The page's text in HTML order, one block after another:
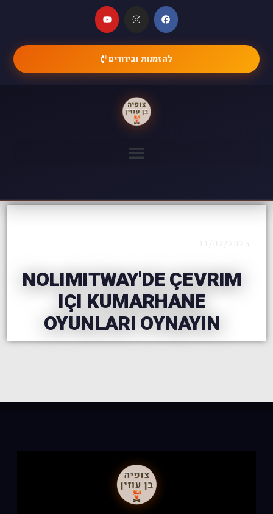
להזמנות ובירורים
11/02/2025
NOLIMITWAY'DE ÇEVRIM
IÇI KUMARHANE
OYUNLARI OYNAYIN